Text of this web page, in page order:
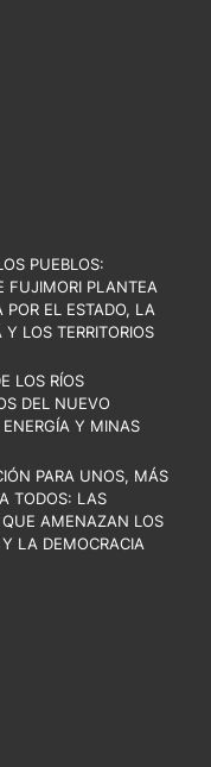
PUEBLOS:
FUJIMORI PLANTEA
POR EL ESTADO, LA
Y LOS TERRITORIOS
LOS RÍOS
DEL NUEVO
Y MINAS
PARA UNOS, MÁS
TODOS: LAS
QUE AMENAZAN LOS
Y LA DEMOCRACIA